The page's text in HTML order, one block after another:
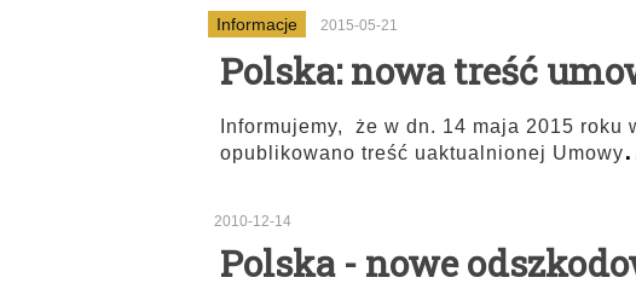
Informacje 2015-05-21
Polska: nowa treść
Informujemy, że w dn. 14 maja 2015
opublikowano treść uaktualnionej Umowy
2010-12-14
Polska - nowe